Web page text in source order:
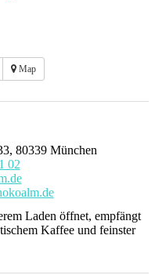
Map
80339 München
02
Laden öffnet, empfängt
Kaffee und feinster